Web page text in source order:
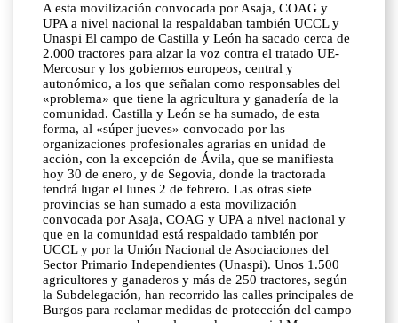
A esta movilización convocada por Asaja, COAG y
UPA a nivel nacional la respaldaban también UCCL y
Unaspi El campo de Castilla y León ha sacado cerca de
2.000 tractores para alzar la voz contra el tratado UE-
Mercosur y los gobiernos europeos, central y
autonómico, a los que señalan como responsables del
«problema» que tiene la agricultura y ganadería de la
comunidad. Castilla y León se ha sumado, de esta
forma, al «súper jueves» convocado por las
organizaciones profesionales agrarias en unidad de
acción, con la excepción de Ávila, que se manifiesta
hoy 30 de enero, y de Segovia, donde la tractorada
tendrá lugar el lunes 2 de febrero. Las otras siete
provincias se han sumado a esta movilización
convocada por Asaja, COAG y UPA a nivel nacional y
que en la comunidad está respaldado también por
UCCL y por la Unión Nacional de Asociaciones del
Sector Primario Independientes (Unaspi). Unos 1.500
agricultores y ganaderos y más de 250 tractores, según
la Subdelegación, han recorrido las calles principales de
Burgos para reclamar medidas de protección del campo